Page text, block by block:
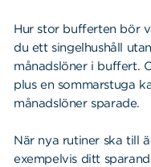
Hur stor bufferten bör
du ett singelhushåll
månadslöner i buffert.
plus en sommarstuga
månadslöner sparade.
När nya rutiner ska till
exempelvis ditt